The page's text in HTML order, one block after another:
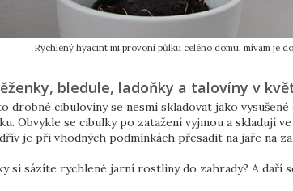
Rychlený hyacint mi provoní půlku celého domu, mívám je
bledule, ladoňky a talovíny v
drobné cibuloviny se nesmí skladovat jako
Obvykle se cibulky po zatažení vyjmou a skladují
je při vhodných podmínkách přesadit na jaře na
si sázíte rychlené jarní rostliny do zahrady? A daří